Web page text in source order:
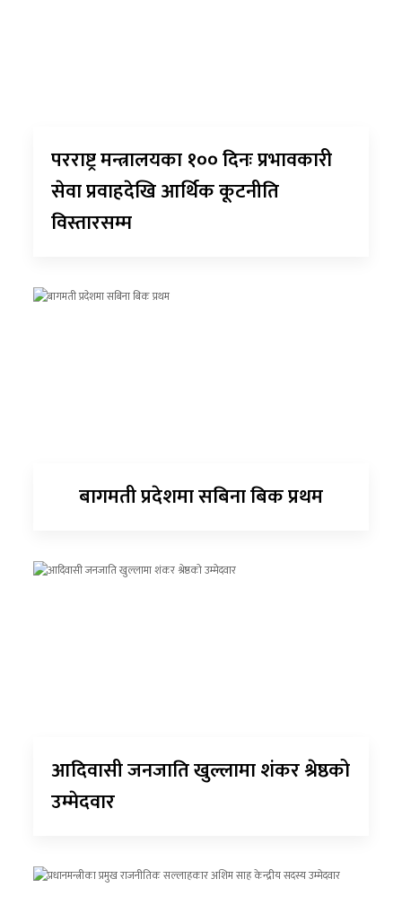
परराष्ट्र मन्त्रालयका १०० दिनः प्रभावकारी
सेवा प्रवाहदेखि आर्थिक कूटनीति
विस्तारसम्म
बागमती प्रदेशमा सबिना बिक प्रथम
आदिवासी जनजाति खुल्लामा शंकर श्रेष्ठको
उम्मेदवार